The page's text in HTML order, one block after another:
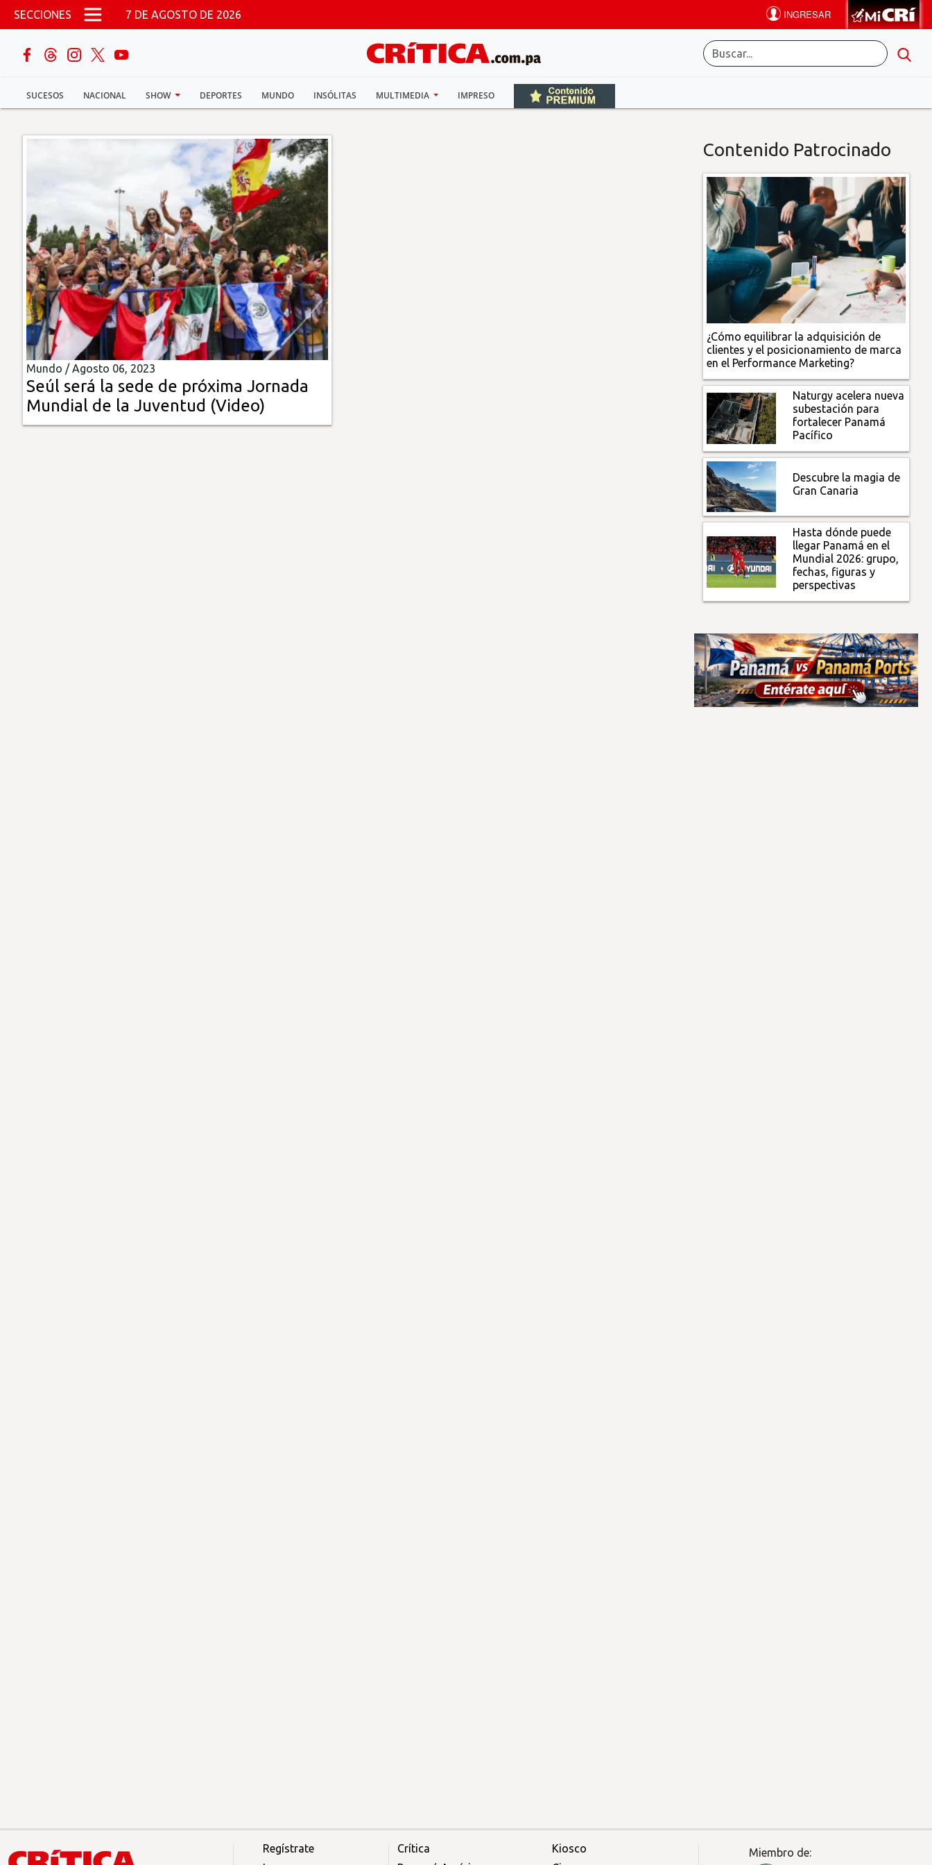
Pasar al contenido principal
SECCIONES 7 DE AGOSTO DE 2026
SUCESOS NACIONAL SHOW DEPORTES MUNDO INSÓLITAS MULTIMEDIA IMPRESO
buscar
Sucesos
Nacional
Show
Deportes
Mundo
Insólitas
Multimedia
Impreso
Mundo /Agosto 06, 2023
Seúl será la sede de próxima Jornada
Mundial de la Juventud (Video)
Contenido Patrocinado
¿Cómo equilibrar la adquisición de
clientes y el posicionamiento de marca
en el Performance Marketing?
Naturgy acelera nueva
subestación para
fortalecer Panamá
Pacífico
Descubre la magia de
Gran Canaria
Hasta dónde puede
llegar Panamá en el
Mundial 2026: grupo,
fechas, figuras y
perspectivas
Regístrate
Crítica
Kiosco
Miembro de: